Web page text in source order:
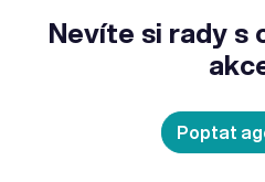
Nevíte si rady s
Poptat